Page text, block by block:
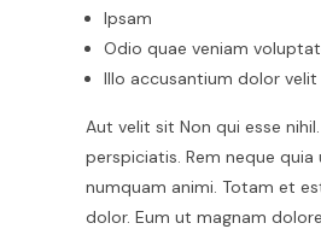
Ipsam
Odio quae veniam
Illo accusantium dolor velit
Aut velit sit Non qui esse
perspiciatis. Rem neque
numquam animi. Totam et
dolor. Eum ut magnam